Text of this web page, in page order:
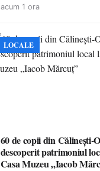
pentru o escapadă de vară
acum 1 ora
LOCALE
60 de copii din Călinești-
descoperit patrimoniul
Casa Muzeu „Iacob